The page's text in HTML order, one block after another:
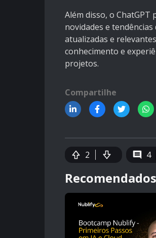
Além disso, o
novidades e
atualizadas e
conhecimento e
projetos.
Compartilhe
2 4